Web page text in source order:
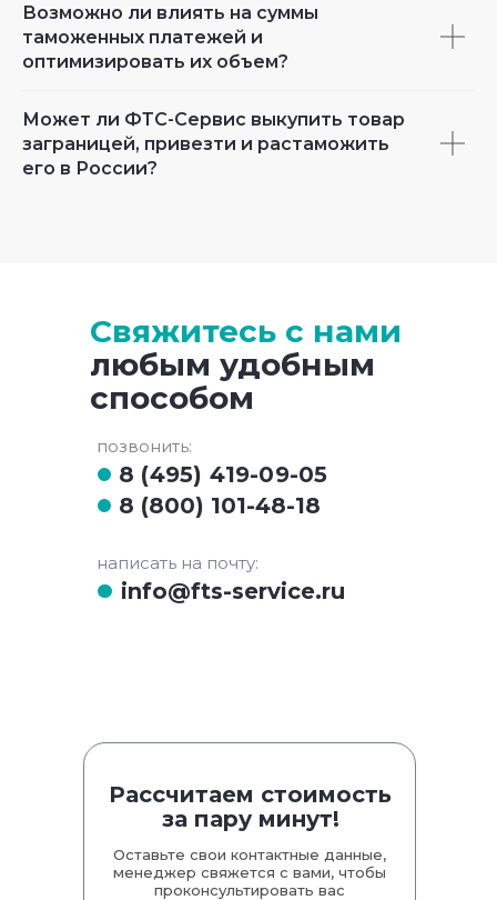
Возможно ли влиять на суммы
таможенных платежей и
оптимизировать их объем?
Может ли ФТС-Сервис выкупить товар
заграницей, привезти и растаможить
его в России?
Оставьте свои контактные данные,
менеджер свяжется с вами, чтобы
проконсультировать вас
Рассчитаем стоимость
за пару минут!
info@fts-service.ru
написать на почту:
8 (800) 101-48-18
8 (495) 419-09-05
позвонить:
Свяжитесь с нами
любым удобным
способом